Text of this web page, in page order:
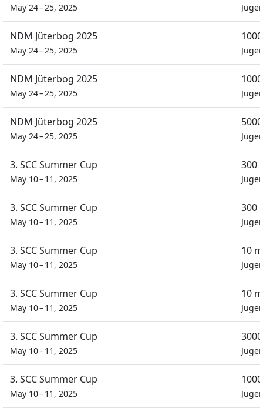
May 24 – 25, 2025
NDM Jüterbog 2025
May 24 – 25, 2025
NDM Jüterbog 2025
May 24 – 25, 2025
NDM Jüterbog 2025
May 24 – 25, 2025
3. SCC Summer Cup
May 10 – 11, 2025
300
3. SCC Summer Cup
May 10 – 11, 2025
300
3. SCC Summer Cup
May 10 – 11, 2025
10
3. SCC Summer Cup
May 10 – 11, 2025
10
3. SCC Summer Cup
May 10 – 11, 2025
3. SCC Summer Cup
May 10 – 11, 2025